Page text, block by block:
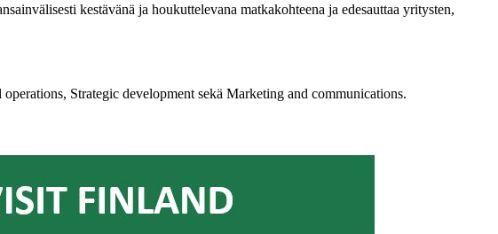
kestävänä ja houkuttelevana matkakohteena ja edesauttaa yritysten,
Strategic development sekä Marketing and communications.